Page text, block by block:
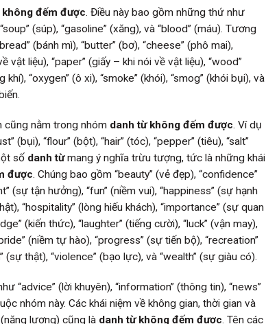
không đếm được. Điều này bao gồm những thứ như
(súp), “gasoline” (xăng), và “blood” (máu). Tương
(bánh mì), “butter” (bơ), “cheese” (phô mai),
vật liệu), “paper” (giấy – khi nói về vật liệu), “wood”
“oxygen” (ô xi), “smoke” (khói), “smog” (khói bụi), và
cũng nằm trong nhóm danh từ không đếm được. Ví dụ
(bụi), “flour” (bột), “hair” (tóc), “pepper” (tiêu), “salt”
số danh từmang ý nghĩa trừu tượng, tức là những khái
được. Chúng bao gồm “beauty” (vẻ đẹp), “confidence”
(sự tận hưởng), “fun” (niềm vui), “happiness” (sự hạnh
“hospitality” (lòng hiếu khách), “importance” (sự quan
(kiến thức), “laughter” (tiếng cười), “luck” (vận may),
(niềm tự hào), “progress” (sự tiến bộ), “recreation”
(sự thật), “violence” (bạo lực), và “wealth” (sự giàu có).
“advice” (lời khuyên), “information” (thông tin), “news”
nhóm này. Các khái niệm về không gian, thời gian và
(năng lượng) cũng là danh từ không đếm được. Tên các